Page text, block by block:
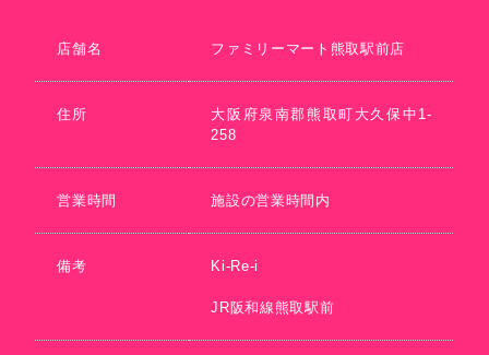
店舗名 ファミリーマート熊取駅前店
住所
大阪府泉南郡熊取町大久保中1-
258
営業時間 施設の営業時間内
備考 Ki-Re-i
JR阪和線熊取駅前